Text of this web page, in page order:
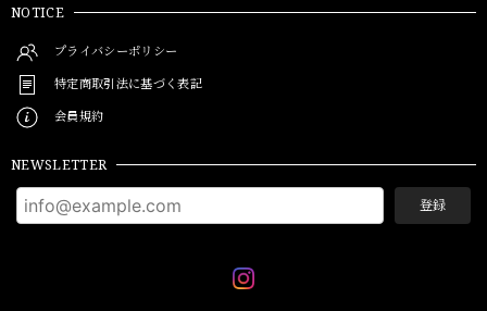
NOTICE
プライバシーポリシー
特定商取引法に基づく表記
会員規約
NEWSLETTER
登録